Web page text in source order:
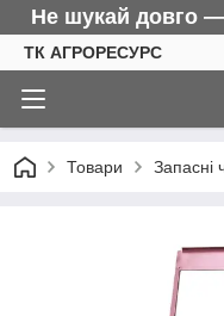
Не шукай довго
ТК АГРОРЕСУРС
Товари Запасні